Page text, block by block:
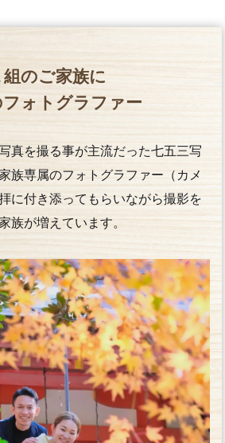
組のご家族に
フォトグラファー
真を撮る事が主流だった七五三写
族専属のフォトグラファー（カメ
に付き添ってもらいながら撮影を
族が増えています。